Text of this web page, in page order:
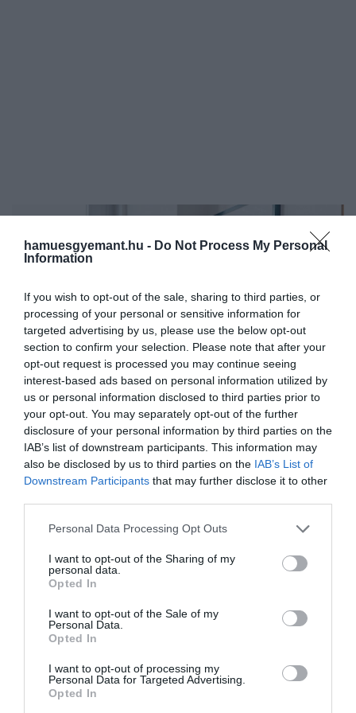
hamuesgyemant.hu - Do Not Process My Personal
Information
If you wish to opt-out of the sale, sharing to third parties, or
processing of your personal or sensitive information for
targeted advertising by us, please use the below opt-out
section to confirm your selection. Please note that after your
opt-out request is processed you may continue seeing
interest-based ads based on personal information utilized by
us or personal information disclosed to third parties prior to
your opt-out. You may separately opt-out of the further
disclosure of your personal information by third parties on the
IAB’s list of downstream participants. This information may
also be disclosed by us to third parties on the IAB’s List of
Downstream Participants that may further disclose it to other
Please note that this website/app uses one or more Google
not limited to your visit or usage behaviour. You may click to
grant or deny consent to Google and its third-party tags to
use your data for below specified purposes in below Google
consent section.
Personal Data Processing Opt Outs
I want to opt-out of the Sharing of my
personal data.
Opted In
I want to opt-out of the Sale of my
Personal Data.
Opted In
I want to opt-out of processing my
Personal Data for Targeted Advertising.
Opted In
A mozgás fontosságáról régóta
egyértelmű üzeneteket kapunk:
sportoljunk többet, éljünk aktívabban.
Mégis van egy kevésbé látványos, de
legalább ennyire meghatározó szokás,
amely szinte észrevétlenül formálja az
2026. MÁJUS 4. ● OLÁH-BEBESI BORBÁLA
Szakértő figyelmeztet: a napi
edzés nem ellensúlyozza az…
OLÁH-BEBESI BORBÁLA